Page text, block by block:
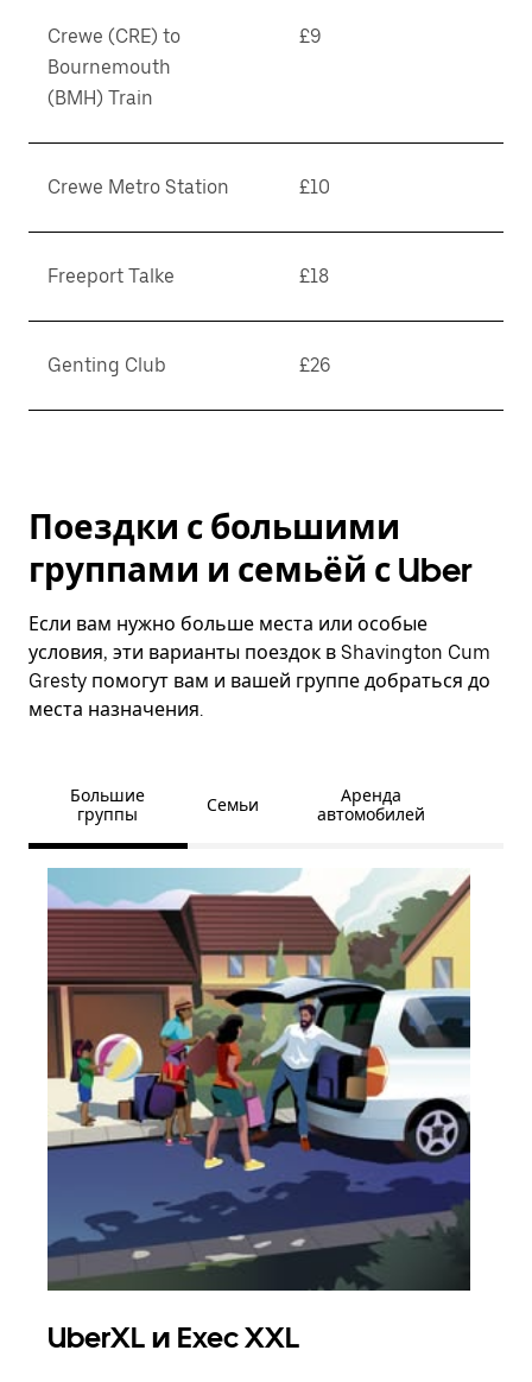
Crewe (CRE) to
Bournemouth
(BMH) Train
£9
Crewe Metro Station £10
Freeport Talke £18
Genting Club £26
Поездки с большими
группами и семьёй с Uber
Если вам нужно больше места или особые
условия, эти варианты поездок в Shavington Cum
Gresty помогут вам и вашей группе добраться до
места назначения.
Большие
группы
Семьи
Аренда
автомобилей
UberXL и Exec XXL